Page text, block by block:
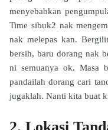
menyebabkan
Time sibuk2 nak
nak melepas kan.
bersih, baru dorang nak
ni semuanya ok. Masa
pandailah dorang cari
jugaklah. Nanti kita buat
2. Lokasi